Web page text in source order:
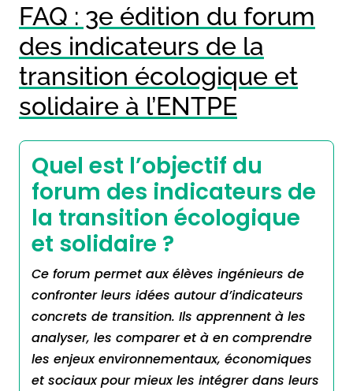
FAQ : 3e édition du forum
des indicateurs de la
transition écologique et
solidaire à l’ENTPE
Quel est l’objectif du
forum des indicateurs de
la transition écologique
et solidaire ?
Ce forum permet aux élèves ingénieurs de
confronter leurs idées autour d’indicateurs
concrets de transition. Ils apprennent à les
analyser, les comparer et à en comprendre
les enjeux environnementaux, économiques
et sociaux pour mieux les intégrer dans leurs